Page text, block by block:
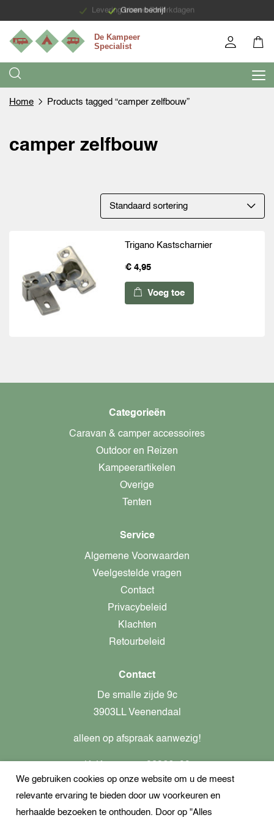
Groen bedrijf
Levering binnen 7 werkdagen
Home Products tagged “camper zelfbouw”
camper zelfbouw
Trigano Kastscharnier
€ 4,95
Voeg toe
Categorieën
Caravan & camper accessoires
Outdoor en Reizen
Kampeerartikelen
Overige
Tenten
Service
Algemene Voorwaarden
Veelgestelde vragen
Contact
Privacybeleid
Klachten
Retourbeleid
Contact
De smalle zijde 9c
3903LL Veenendaal
alleen op afspraak aanwezig!
Btw-nummer: nl862437301B01
+31621944547
We gebruiken cookies op onze website om u de meest
relevante ervaring te bieden door uw voorkeuren en
herhaalde bezoeken te onthouden. Door op "Alles